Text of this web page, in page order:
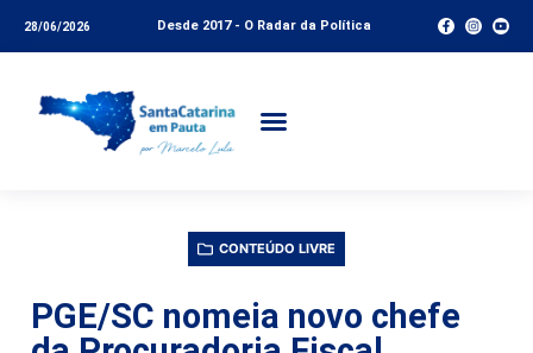
28/06/2026 Desde 2017 - O Radar da Política
CONTEÚDO LIVRE
PGE/SC nomeia novo chefe